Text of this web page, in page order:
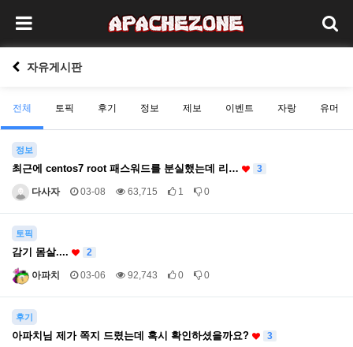
자유게시판
전체 토픽 후기 정보 제보 이벤트 자랑 유머
정보
최근에 centos7 root 패스워드를 분실했는데 리… 3
다사자 03-08 63,715 1 0
토픽
감기 몸살.... 2
아파치 03-06 92,743 0 0
후기
아파치님 제가 쪽지 드렸는데 혹시 확인하셨을까요? 3